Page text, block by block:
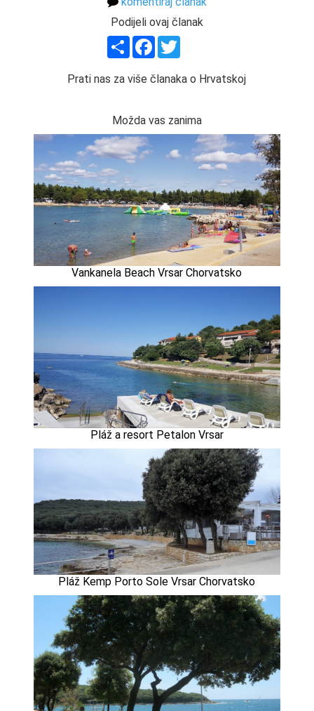
Podijeli ovaj članak
ShareFacebook
Prati nas za više članaka o Hrvatskoj
Možda vas zanima
Vankanela Beach Vrsar Chorvatsko
Pláž a resort Petalon Vrsar
Pláž Kemp Porto Sole Vrsar Chorvatsko